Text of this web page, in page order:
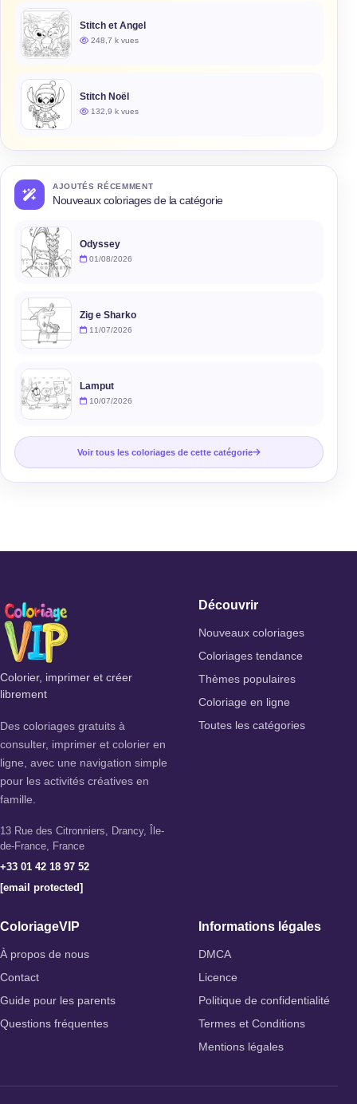
Stitch et Angel
248,7 k vues
Stitch Noël
132,9 k vues
AJOUTÉS RÉCEMMENT
Nouveaux coloriages de la catégorie
Odyssey
01/08/2026
Zig e Sharko
11/07/2026
Lamput
10/07/2026
Voir tous les coloriages de cette catégorie
Colorier, imprimer et créer
librement
Des coloriages gratuits à
consulter, imprimer et colorier en
ligne, avec une navigation simple
pour les activités créatives en
famille.
13 Rue des Citronniers, Drancy, Île-
de-France, France
+33 01 42 18 97 52
[email protected]
Découvrir
Nouveaux coloriages
Coloriages tendance
Thèmes populaires
Coloriage en ligne
Toutes les catégories
ColoriageVIP
À propos de nous
Contact
Guide pour les parents
Questions fréquentes
Informations légales
DMCA
Licence
Politique de confidentialité
Termes et Conditions
Mentions légales